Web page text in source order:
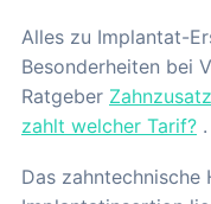
Alles zu Implantat-
Besonderheiten bei
Ratgeber
zahlt welcher Tarif? .
Das